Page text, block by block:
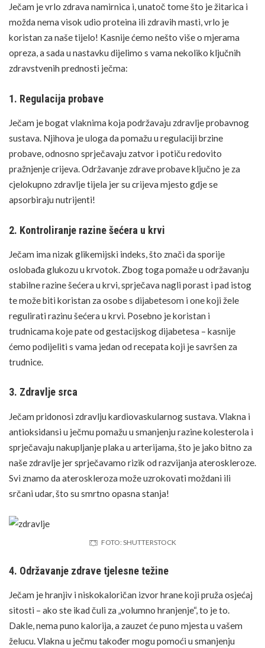
Ječam je vrlo zdrava namirnica i, unatoč tome što je žitarica i
možda nema visok udio proteina ili zdravih masti, vrlo je
koristan za naše tijelo! Kasnije ćemo nešto više o mjerama
opreza, a sada u nastavku dijelimo s vama nekoliko ključnih
zdravstvenih prednosti ječma:
1. Regulacija probave
Ječam je bogat vlaknima koja podržavaju zdravlje probavnog
sustava. Njihova je uloga da pomažu u regulaciji brzine
probave, odnosno sprječavaju zatvor i potiču redovito
pražnjenje crijeva. Održavanje zdrave probave ključno je za
cjelokupno zdravlje tijela jer su crijeva mjesto gdje se
apsorbiraju nutrijenti!
2. Kontroliranje razine šećera u krvi
Ječam ima nizak glikemijski indeks, što znači da sporije
oslobađa glukozu u krvotok. Zbog toga pomaže u održavanju
stabilne razine šećera u krvi, sprječava nagli porast i pad istog
te može biti koristan za osobe s dijabetesom i one koji žele
regulirati razinu šećera u krvi. Posebno je koristan i
trudnicama koje pate od gestacijskog dijabetesa – kasnije
ćemo podijeliti s vama jedan od recepata koji je savršen za
trudnice.
3. Zdravlje srca
Ječam pridonosi zdravlju kardiovaskularnog sustava. Vlakna i
antioksidansi u ječmu pomažu u smanjenju razine kolesterola i
sprječavaju nakupljanje plaka u arterijama, što je jako bitno za
naše zdravlje jer sprječavamo rizik od razvijanja ateroskleroze.
Svi znamo da ateroskleroza može uzrokovati moždani ili
srčani udar, što su smrtno opasna stanja!
FOTO: SHUTTERSTOCK
4. Održavanje zdrave tjelesne težine
Ječam je hranjiv i niskokaloričan izvor hrane koji pruža osjećaj
sitosti – ako ste ikad čuli za „volumno hranjenje“, to je to.
Dakle, nema puno kalorija, a zauzet će puno mjesta u vašem
želucu. Vlakna u ječmu također mogu pomoći u smanjenju